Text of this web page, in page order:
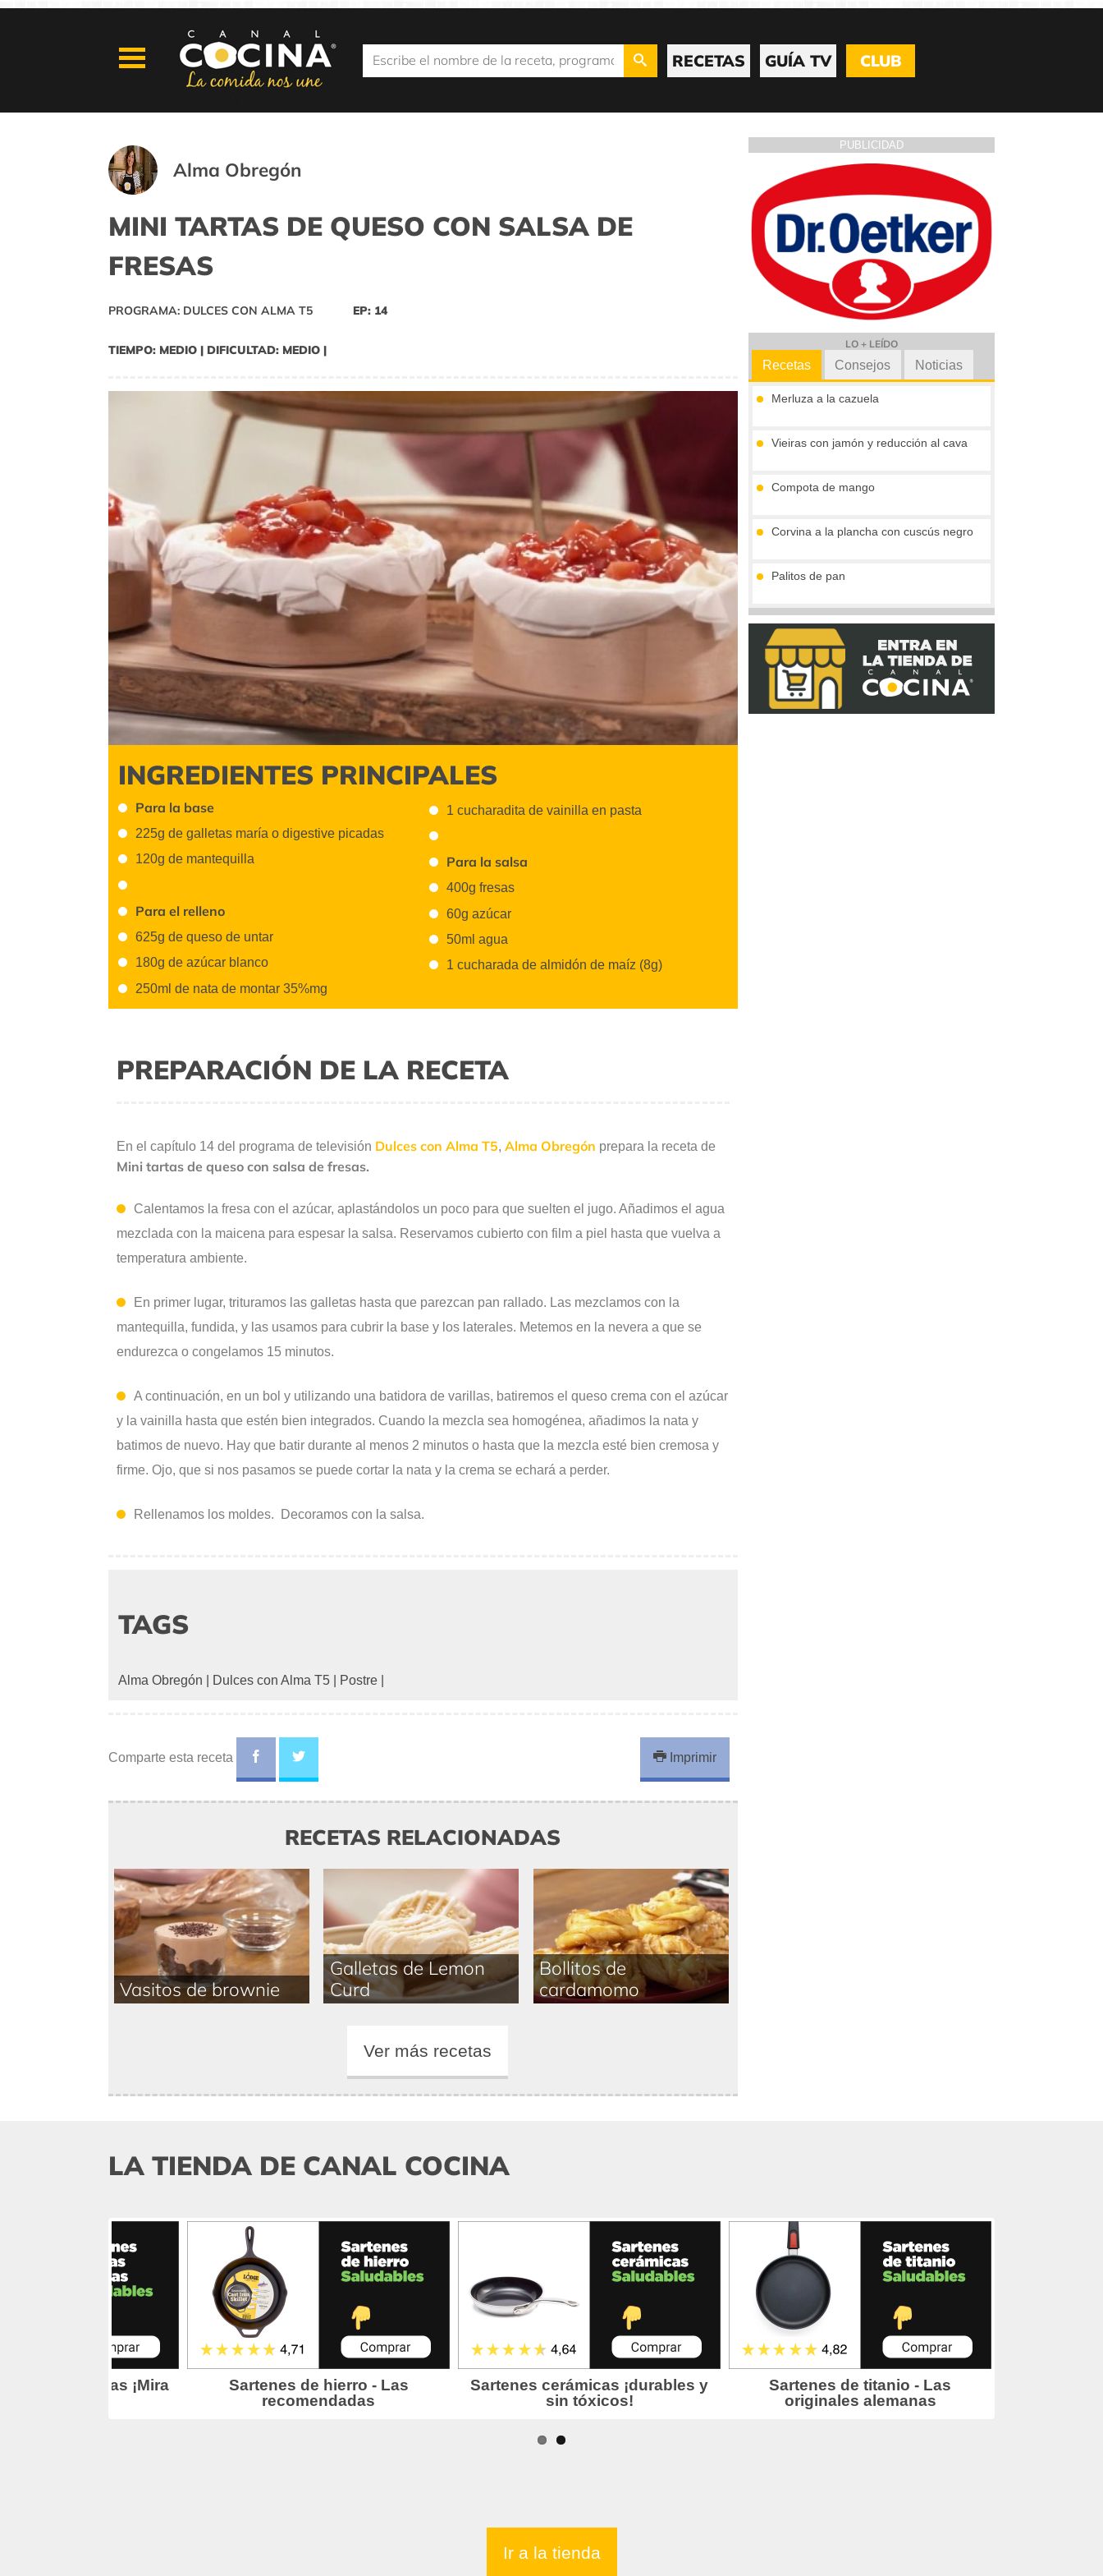
RECETAS GUÍA TV CLUB
Alma Obregón
MINI TARTAS DE QUESO CON SALSA DE
FRESAS
PROGRAMA: DULCES CON ALMA T5 EP: 14
TIEMPO: MEDIO | DIFICULTAD: MEDIO |
INGREDIENTES PRINCIPALES
Para la base
225g de galletas maría o digestive picadas
120g de mantequilla
Para el relleno
625g de queso de untar
180g de azúcar blanco
250ml de nata de montar 35%mg
1 cucharadita de vainilla en pasta
Para la salsa
400g fresas
60g azúcar
50ml agua
1 cucharada de almidón de maíz (8g)
PREPARACIÓN DE LA RECETA
En el capítulo 14 del programa de televisión Dulces con Alma T5, Alma Obregón prepara la receta de
Mini tartas de queso con salsa de fresas.
Calentamos la fresa con el azúcar, aplastándolos un poco para que suelten el jugo. Añadimos el agua
mezclada con la maicena para espesar la salsa. Reservamos cubierto con film a piel hasta que vuelva a
temperatura ambiente.
En primer lugar, trituramos las galletas hasta que parezcan pan rallado. Las mezclamos con la
mantequilla, fundida, y las usamos para cubrir la base y los laterales. Metemos en la nevera a que se
endurezca o congelamos 15 minutos.
A continuación, en un bol y utilizando una batidora de varillas, batiremos el queso crema con el azúcar
y la vainilla hasta que estén bien integrados. Cuando la mezcla sea homogénea, añadimos la nata y
batimos de nuevo. Hay que batir durante al menos 2 minutos o hasta que la mezcla esté bien cremosa y
firme. Ojo, que si nos pasamos se puede cortar la nata y la crema se echará a perder.
Rellenamos los moldes. Decoramos con la salsa.
TAGS
Alma Obregón Dulces con Alma T5 Postre
Comparte esta receta Imprimir
RECETAS RELACIONADAS
Vasitos de brownie
Galletas de Lemon
Curd
Bollitos de
cardamomo
Ver más recetas
PUBLICIDAD
LO + LEÍDO
Recetas
Merluza a la cazuela
Vieiras con jamón y reducción al cava
Compota de mango
Corvina a la plancha con cuscús negro
Palitos de pan
Tronco de chocolate y turrón (sin gluten)
Consejos Noticias
LA TIENDA DE CANAL COCINA
Ir a la tienda